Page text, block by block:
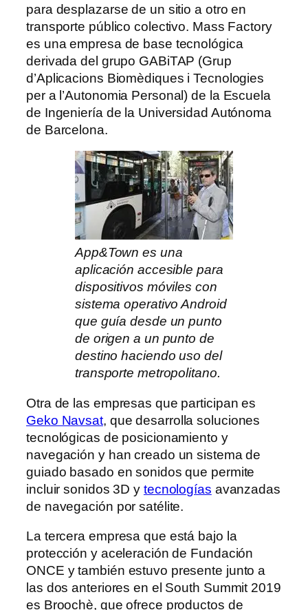
para desplazarse de un sitio a otro en
transporte público colectivo. Mass Factory
es una empresa de base tecnológica
derivada del grupo GABiTAP (Grup
d’Aplicacions Biomèdiques i Tecnologies
per a l’Autonomia Personal) de la Escuela
de Ingeniería de la Universidad Autónoma
de Barcelona.
App&Town es una
aplicación accesible para
dispositivos móviles con
sistema operativo Android
que guía desde un punto
de origen a un punto de
destino haciendo uso del
transporte metropolitano.
Otra de las empresas que participan es
Geko Navsat, que desarrolla soluciones
tecnológicas de posicionamiento y
navegación y han creado un sistema de
guiado basado en sonidos que permite
incluir sonidos 3D y tecnologías avanzadas
de navegación por satélite.
La tercera empresa que está bajo la
protección y aceleración de Fundación
ONCE y también estuvo presente junto a
las dos anteriores en el South Summit 2019
es Broochè, que ofrece productos de